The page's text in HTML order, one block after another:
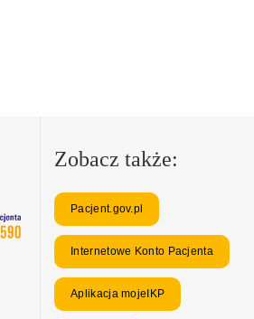
Zobacz także:
Pacjent.gov.pl
Internetowe Konto Pacjenta
Aplikacja mojeIKP